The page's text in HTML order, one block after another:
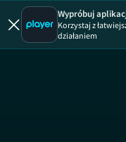
Wypróbuj
Korzystaj z
działaniem